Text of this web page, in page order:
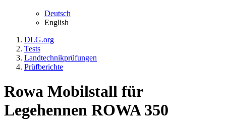
Deutsch
English
DLG.org
Tests
Landtechnikprüfungen
Prüfberichte
Rowa Mobilstall für
Legehennen ROWA 350